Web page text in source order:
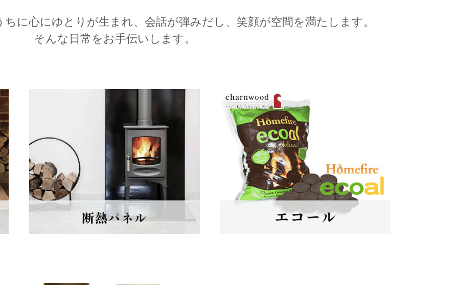
に心にゆとりが生まれ、会話が弾みだし、笑顔が空間を満たします。
そんな日常をお手伝いします。